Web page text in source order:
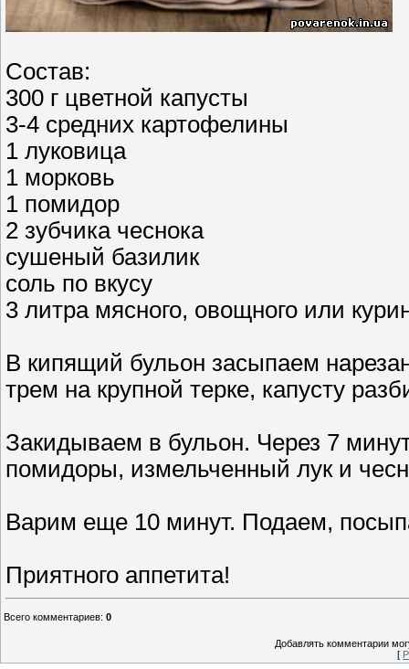
Состав:
300 г цветной капусты
3-4 средних картофелины
1 луковица
1 морковь
1 помидор
2 зубчика чеснока
сушеный базилик
соль по вкусу
3 литра мясного, овощного или
В кипящий бульон засыпаем
трем на крупной терке, капусту
Закидываем в бульон. Через 7
помидоры, измельченный лук и
Варим еще 10 минут. Подаем,
Приятного аппетита!
Всего комментариев: 0
Добавлять комментарии
[